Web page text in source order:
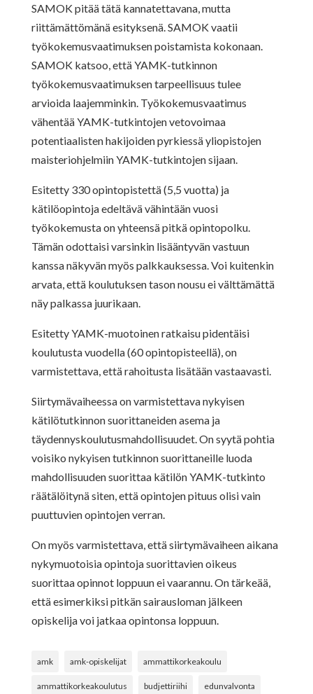
SAMOK pitää tätä kannatettavana, mutta
riittämättömänä esityksenä. SAMOK vaatii
työkokemusvaatimuksen poistamista kokonaan.
SAMOK katsoo, että YAMK-tutkinnon
työkokemusvaatimuksen tarpeellisuus tulee
arvioida laajemminkin. Työkokemusvaatimus
vähentää YAMK-tutkintojen vetovoimaa
potentiaalisten hakijoiden pyrkiessä yliopistojen
maisteriohjelmiin YAMK-tutkintojen sijaan.
Esitetty 330 opintopistettä (5,5 vuotta) ja
kätilöopintoja edeltävä vähintään vuosi
työkokemusta on yhteensä pitkä opintopolku.
Tämän odottaisi varsinkin lisääntyvän vastuun
kanssa näkyvän myös palkkauksessa. Voi kuitenkin
arvata, että koulutuksen tason nousu ei välttämättä
näy palkassa juurikaan.
Esitetty YAMK-muotoinen ratkaisu pidentäisi
koulutusta vuodella (60 opintopisteellä), on
varmistettava, että rahoitusta lisätään vastaavasti.
Siirtymävaiheessa on varmistettava nykyisen
kätilötutkinnon suorittaneiden asema ja
täydennyskoulutusmahdollisuudet. On syytä pohtia
voisiko nykyisen tutkinnon suorittaneille luoda
mahdollisuuden suorittaa kätilön YAMK-tutkinto
räätälöitynä siten, että opintojen pituus olisi vain
puuttuvien opintojen verran.
On myös varmistettava, että siirtymävaiheen aikana
nykymuotoisia opintoja suorittavien oikeus
suorittaa opinnot loppuun ei vaarannu. On tärkeää,
että esimerkiksi pitkän sairausloman jälkeen
opiskelija voi jatkaa opintonsa loppuun.
amk amk-opiskelijat ammattikorkeakoulu
ammattikorkeakoulutus budjettiriihi edunvalvonta